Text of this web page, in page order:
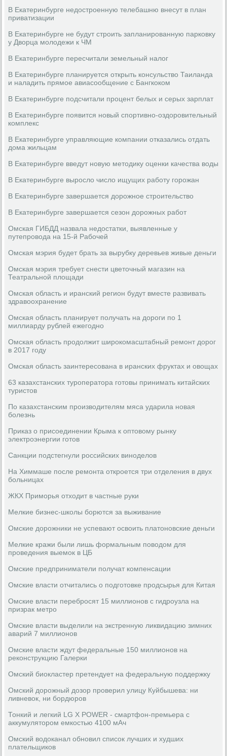
В Екатеринбурге недостроенную телебашню внесут в план
приватизации
В Екатеринбурге не будут строить запланированную парковку
у Дворца молодежи к ЧМ
В Екатеринбурге пересчитали земельный налог
В Екатеринбурге планируется открыть консульство Таиланда
и наладить прямое авиасообщение с Бангкоком
В Екатеринбурге подсчитали процент белых и серых зарплат
В Екатеринбурге появится новый спортивно-оздоровительный
комплекс
В Екатеринбурге управляющие компании отказались отдать
дома жильцам
В Екатеринбурге введут новую методику оценки качества воды
В Екатеринбурге выросло число ищущих работу горожан
В Екатеринбурге завершается дорожное строительство
В Екатеринбурге завершается сезон дорожных работ
Омская ГИБДД назвала недостатки, выявленные у
путепровода на 15-й Рабочей
Омская мэрия будет брать за вырубку деревьев живые деньги
Омская мэрия требует снести цветочный магазин на
Театральной площади
Омская область и иранский регион будут вместе развивать
здравоохранение
Омская область планирует получать на дороги по 1
миллиарду рублей ежегодно
Омская область продолжит широкомасштабный ремонт дорог
в 2017 году
Омская область заинтересована в иранских фруктах и овощах
63 казахстанских туроператора готовы принимать китайских
туристов
По казахстанским производителям мяса ударила новая
болезнь
Приказ о присоединении Крыма к оптовому рынку
электроэнергии готов
Санкции подстегнули российских виноделов
На Химмаше после ремонта откроется три отделения в двух
больницах
ЖКХ Приморья отходит в частные руки
Мелкие бизнес-школы борются за выживание
Омские дорожники не успевают освоить платоновские деньги
Мелкие кражи были лишь формальным поводом для
проведения выемок в ЦБ
Омские предприниматели получат компенсации
Омские власти отчитались о подготовке продсырья для Китая
Омские власти перебросят 15 миллионов с гидроузла на
призрак метро
Омские власти выделили на экстренную ликвидацию зимних
аварий 7 миллионов
Омские власти ждут федеральные 150 миллионов на
реконструкцию Галерки
Омский биокластер претендует на федеральную поддержку
Омский дорожный дозор проверил улицу Куйбышева: ни
ливневок, ни бордюров
Тонкий и легкий LG X POWER - смартфон-премьера с
аккумулятором емкостью 4100 мАч
Омский водоканал обновил список лучших и худших
плательщиков